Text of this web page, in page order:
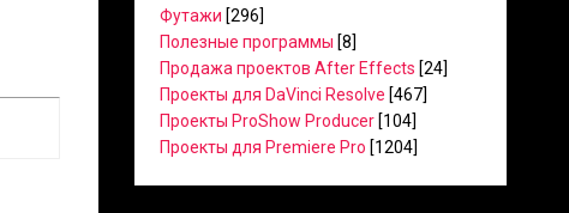
Футажи [296]
Полезные программы [8]
Продажа проектов After Effects [24]
Проекты для DaVinci Resolve [467]
Проекты ProShow Producer [104]
Проекты для Premiere Pro [1204]